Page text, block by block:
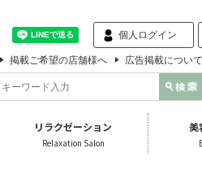
個人ログイン
掲載ご希望の店舗様へ 広告掲載について
リラクゼーション
Relaxation Salon
美